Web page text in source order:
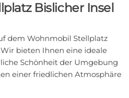
Bislicher Insel
dem Wohnmobil Stellplatz
bieten Ihnen eine ideale
Schönheit der Umgebung
einer friedlichen Atmosphäre